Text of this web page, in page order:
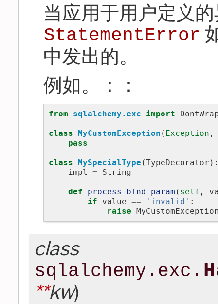
当应用于用户定义
StatementError
中发出的。
例如。：：
from sqlalchemy.exc import
class MyCustomException ( Exception ,
pass
class MySpecialType (TypeDecorator
impl
= String
def process_bind_param ( self ,
if
value == 'invalid' :
raise
class
sqlalchemy.exc.
**kw)